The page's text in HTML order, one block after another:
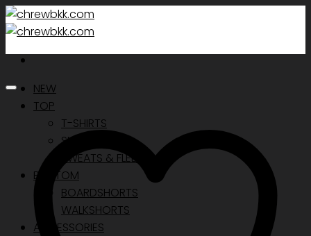
Skip
to
NEW
TOP
T-SHIRTS
SHIRTS
SWEATS & FLEECE
BOTTOM
BOARDSHORTS
WALKSHORTS
ACCESSORIES